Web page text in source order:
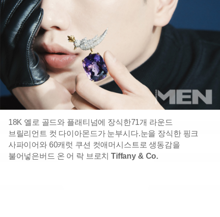
18K 옐로 골드와 플래티넘에 장식한71개 라운드
브릴리언트 컷 다이아몬드가 눈부시다.눈을 장식한 핑크
사파이어와 60캐럿 쿠션 컷애머시스트로 생동감을
불어넣은버드 온 어 락 브로치Tiffany & Co.